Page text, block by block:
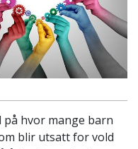
hvor mange barn
blir utsatt for vold